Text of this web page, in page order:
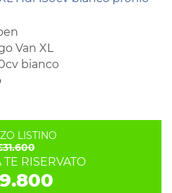
LISTINO
TE RISERVATO